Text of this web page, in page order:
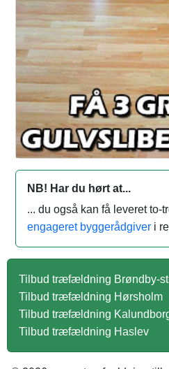
NB! Har du hørt at...
... du også kan få leveret to-
engageret byggerådgiver i
Tilbud træfældning Brøndby-
Tilbud træfældning Hørsholm
Tilbud træfældning
Tilbud træfældning Haslev